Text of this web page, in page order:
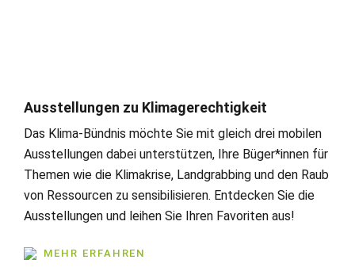
Ausstellungen zu Klimagerechtigkeit
Das Klima-Bündnis möchte Sie mit gleich drei mobilen
Ausstellungen dabei unterstützen, Ihre Büger*innen für
Themen wie die Klimakrise, Landgrabbing und den Raub
von Ressourcen zu sensibilisieren. Entdecken Sie die
Ausstellungen und leihen Sie Ihren Favoriten aus!
MEHR ERFAHREN